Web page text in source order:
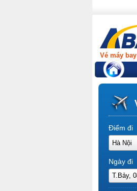
Vé máy
Điểm đi
Ngày đi